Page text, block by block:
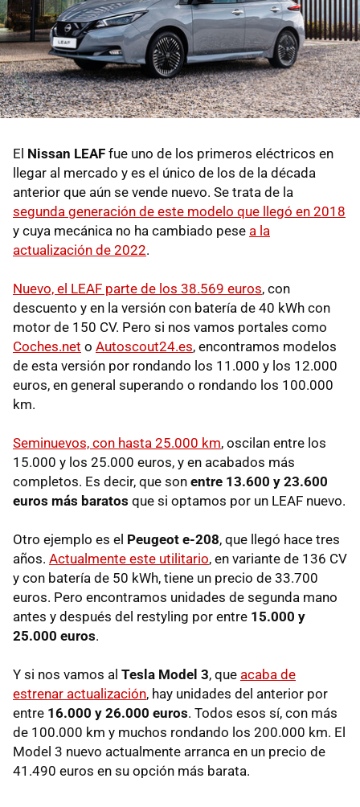
El Nissan LEAF fue uno de los primeros eléctricos en
llegar al mercado y es el único de los de la década
anterior que aún se vende nuevo. Se trata de la
segunda generación de este modelo que llegó en 2018
y cuya mecánica no ha cambiado pese a la
actualización de 2022.
Nuevo, el LEAF parte de los 38.569 euros, con
descuento y en la versión con batería de 40 kWh con
motor de 150 CV. Pero si nos vamos portales como
Coches.net o Autoscout24.es, encontramos modelos
de esta versión por rondando los 11.000 y los 12.000
euros, en general superando o rondando los 100.000
km.
Seminuevos, con hasta 25.000 km, oscilan entre los
15.000 y los 25.000 euros, y en acabados más
completos. Es decir, que son entre 13.600 y 23.600
euros más baratos que si optamos por un LEAF nuevo.
Otro ejemplo es el Peugeot e-208, que llegó hace tres
años. Actualmente este utilitario, en variante de 136 CV
y con batería de 50 kWh, tiene un precio de 33.700
euros. Pero encontramos unidades de segunda mano
antes y después del restyling por entre 15.000 y
25.000 euros.
Y si nos vamos al Tesla Model 3, que acaba de
estrenar actualización, hay unidades del anterior por
entre 16.000 y 26.000 euros. Todos esos sí, con más
de 100.000 km y muchos rondando los 200.000 km. El
Model 3 nuevo actualmente arranca en un precio de
41.490 euros en su opción más barata.